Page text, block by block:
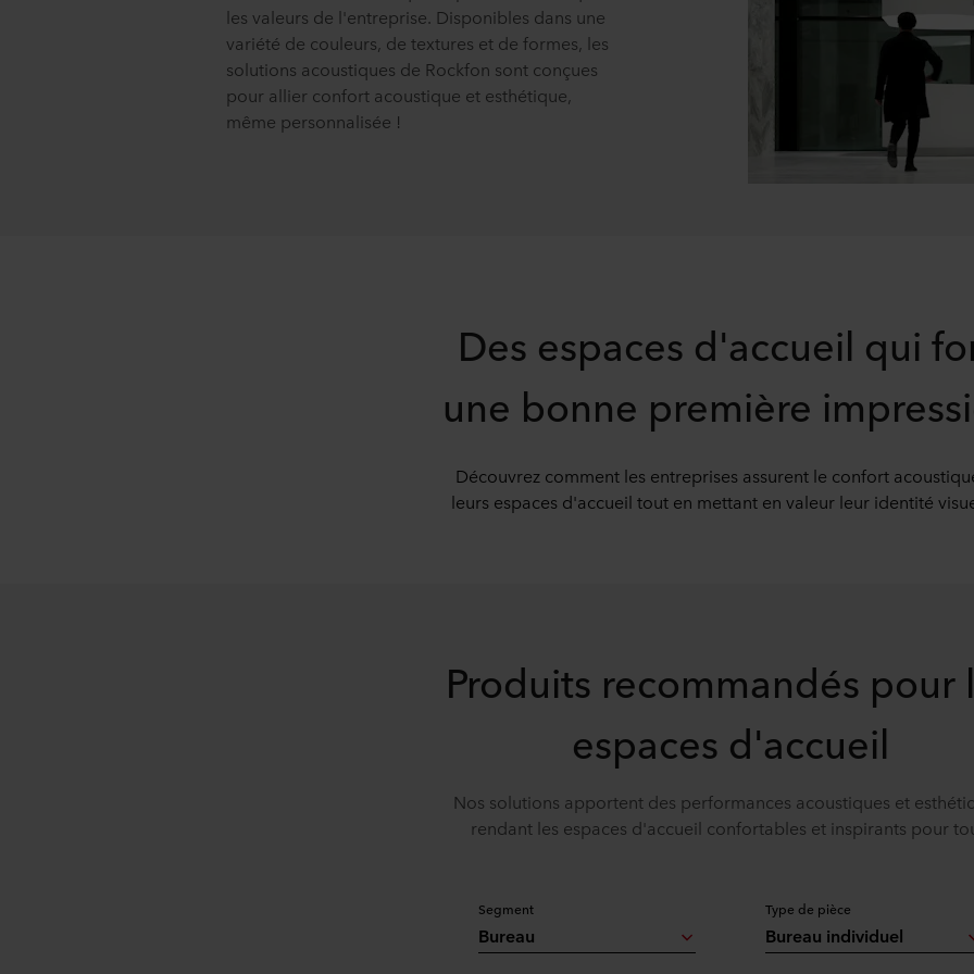
les valeurs de l'entreprise. Disponibles dans une
variété de couleurs, de textures et de formes, les
solutions acoustiques de Rockfon sont conçues
pour allier confort acoustique et esthétique,
même personnalisée !
Des espaces d'accueil qui
une bonne première
Découvrez comment les entreprises assurent le confort
leurs espaces d'accueil tout en mettant en valeur leur identité
Produits recommandés pour
espaces d'accueil
Nos solutions apportent des performances acoustiques et
rendant les espaces d'accueil confortables et inspirants pour
Segment
Bureau
Type de pièce
Bureau individuel